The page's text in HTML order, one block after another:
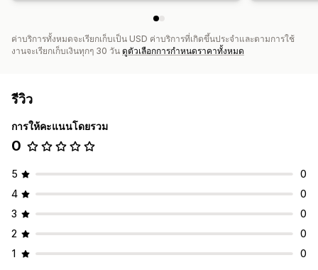
ค่าบริการทั้งหมดจะเรียกเก็บเป็น USD ค่าบริการที่เกิดขึ้นประจำและตามการใช้
งานจะเรียกเก็บเงินทุกๆ 30 วัน ดูตัวเลือกการกำหนดราคาทั้งหมด
รีวิว
การให้คะแนนโดยรวม
0
5
0
4
0
3
0
2
0
1
0